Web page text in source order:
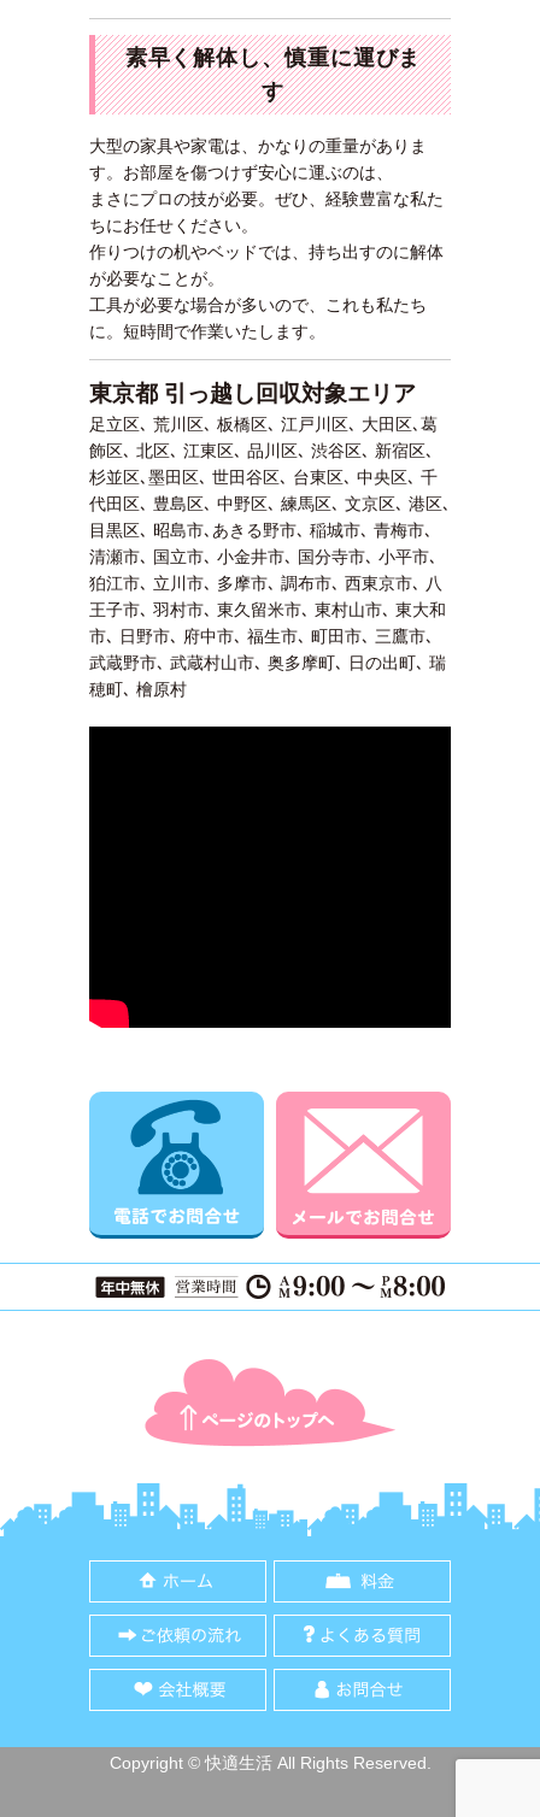
素早く解体し、慎重に運びま
す
大型の家具や家電は、かなりの重量がありま
す。お部屋を傷つけず安心に運ぶのは、
まさにプロの技が必要。ぜひ、経験豊富な私た
ちにお任せください。
作りつけの机やベッドでは、持ち出すのに解体
が必要なことが。
工具が必要な場合が多いので、これも私たち
に。短時間で作業いたします。
東京都 引っ越し回収対象エリア
足立区､ 荒川区､ 板橋区､ 江戸川区､ 大田区､葛
飾区､ 北区､ 江東区､ 品川区､ 渋谷区､ 新宿区､
杉並区､墨田区､ 世田谷区､ 台東区､ 中央区､ 千
代田区､ 豊島区､ 中野区､ 練馬区､ 文京区､ 港区､
目黒区､ 昭島市､あきる野市､ 稲城市､ 青梅市､
清瀬市､ 国立市､ 小金井市､ 国分寺市､ 小平市､
狛江市､ 立川市､ 多摩市､ 調布市､ 西東京市､ 八
王子市､ 羽村市､ 東久留米市､ 東村山市､ 東大和
市､ 日野市､ 府中市､ 福生市､ 町田市､ 三鷹市､
武蔵野市､ 武蔵村山市､ 奥多摩町､ 日の出町､ 瑞
穂町､ 檜原村
電話でお問合せ
ご依頼の流れ
会社概要
Copyright © 快適生活 All Rights Reserved.